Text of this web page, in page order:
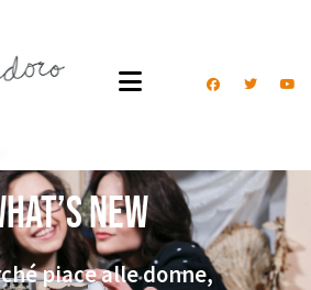
New
piace alle donne,